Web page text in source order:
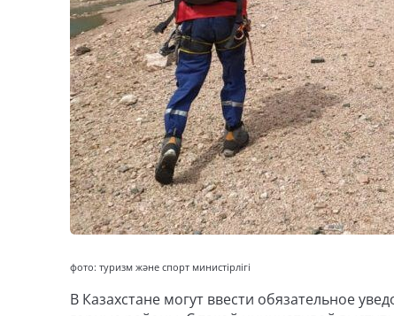
фото: туризм және спорт министірлігі
В Казахстане могут ввести обязательное